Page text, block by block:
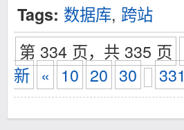
Tags: 数据库, 跨站
第 334 页，共 335 页
新 « 10 20 30 331